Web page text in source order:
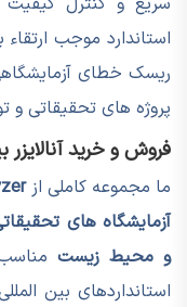
استاندارد موجب
ریسک خطای
پروژه های تحقیقاتی
فروش و خرید آنالایزر
ما مجموعه کاملی از
آزمایشگاه های
و محیط زیستمناسب
استانداردهای بین